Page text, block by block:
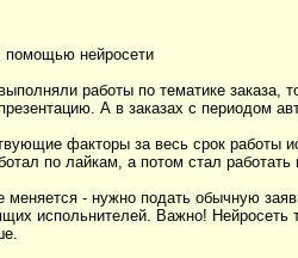
помощью нейросети
работы по тематике заказа,
А в заказах с периодом
факторы за весь срок работы
по лайкам, а потом стал
меняется - нужно подать обычную
испольнителей. Важно! Нейросеть